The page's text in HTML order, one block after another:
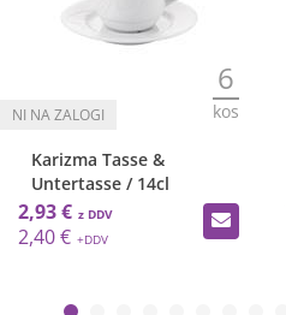
6
kos
Karizma Tasse &
Untertasse / 14cl
2,93 €
2,40 €